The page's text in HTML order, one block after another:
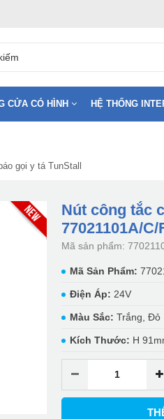
CỬA CÓ HÌNH HỆ THỐNG
gọi y tá TunStall
Nút công tắc
77021101A/C/
Mã sản phẩm:
Mã Sản Phẩm:
Điện Áp: 24V
Màu Sắc: Trắng, Đỏ
Kích Thước: H